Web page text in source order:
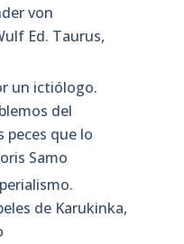
von
Ed. Taurus,
un ictiólogo.
del
peces que lo
Samo
de Karukinka,